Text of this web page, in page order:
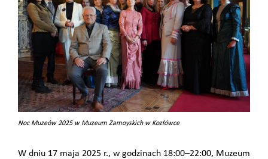
Noc Muzeów 2025 w Muzeum Zamoyskich w Kozłówce
W dniu 17 maja 2025 r., w godzinach 18:00–22:00, Muzeum